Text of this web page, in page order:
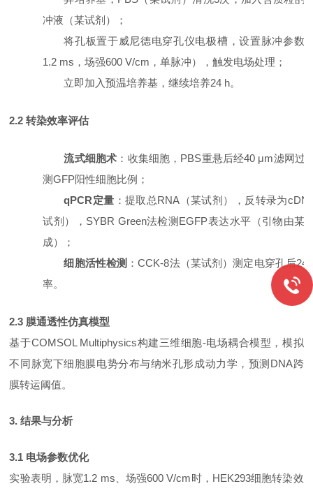
冲液（某试剂）；
将孔板置于威尼德电穿孔仪电极槽，设置脉冲参数
1.2 ms，场强600 V/cm，单脉冲），触发电场处理；
立即加入预温培养基，继续培养24 h。
2.2 转染效率评估
流式细胞术 ：收集细胞， PBS重悬后经40 μm滤网过
测GFP阳性细胞比例；
qPCR定量 ：提取总RNA（某试剂），反转录为
试剂），SYBR Green法检测EGFP表达水平（引物由某
成）；
细胞活性检测 ：CCK-8法（某试剂）测定电穿孔后24
率。
2.3 膜通透性仿真模型
基于COMSOL Multiphysics构建三维细胞-电场耦合模型，模拟
不同脉宽下细胞膜电势分布与纳米孔形成动力学，预测DNA跨
膜转运阈值。
3. 结果与分析
3.1 电场参数优化
实验表明，脉宽1.2 ms、场强600 V/cm时，HEK293细胞转染效